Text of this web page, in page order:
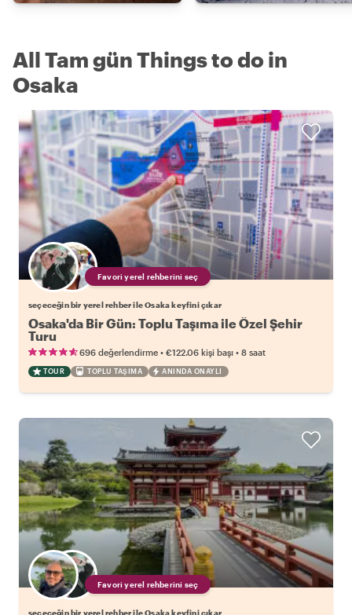
All Tam gün Things to do in
Osaka
Favori yerel rehberini seç
seçeceğin bir yerel rehber ile Osaka keyfini çıkar
Osaka'da Bir Gün: Toplu Taşıma ile Özel Şehir
Turu
696 değerlendirme • €122.06 kişi başı • 8 saat
TOUR TOPLU TAŞIMA ANINDA ONAYLI
Favori yerel rehberini seç
seçeceğin bir yerel rehber ile Osaka keyfini çıkar